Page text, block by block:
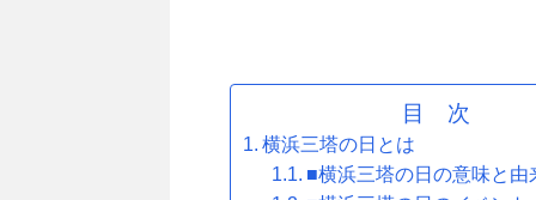
目 次
横浜三塔の日とは
■横浜三塔の日の意味と由